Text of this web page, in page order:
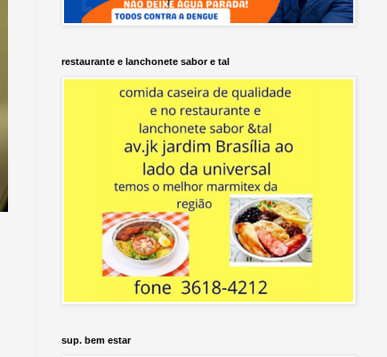
restaurante e lanchonete sabor e tal
sup. bem estar